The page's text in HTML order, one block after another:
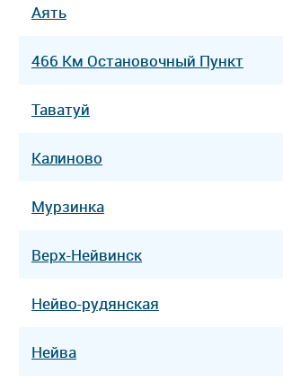
Аять
466 Км Остановочный Пункт
Таватуй
Калиново
Мурзинка
Верх-Нейвинск
Нейво-рудянская
Нейва